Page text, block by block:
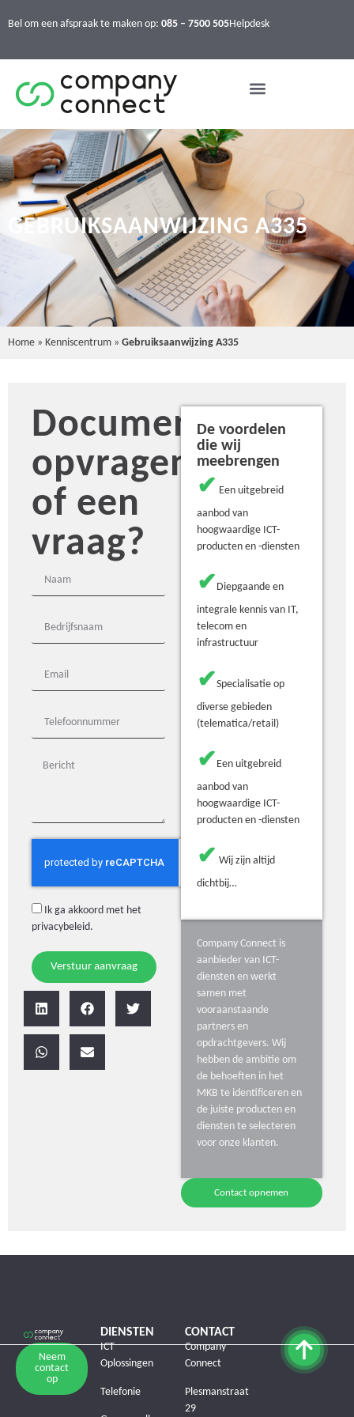
Bel om een afspraak te maken op: 085 – 7500 505Helpdesk
GEBRUIKSAANWIJZING A335
Home » Kenniscentrum » Gebruiksaanwijzing A335
Document
opvragen
of een
vraag?
Ik ga akkoord met het
privacybeleid.
Verstuur aanvraag
De voordelen
die wij
meebrengen
✔ Een uitgebreid
aanbod van
hoogwaardige ICT-
producten en -diensten
✔ Diepgaande en
integrale kennis van IT,
telecom en
infrastructuur
✔Specialisatie op
diverse gebieden
(telematica/retail)
✔ Een uitgebreid
aanbod van
hoogwaardige ICT-
producten en -diensten
✔ Wij zijn altijd
dichtbij…
Company Connect is
aanbieder van ICT-
diensten en werkt
samen met
vooraanstaande
partners en
opdrachtgevers. Wij
hebben de ambitie om
de behoeften in het
MKB te identificeren en
de juiste producten en
diensten te selecteren
voor onze klanten.
Contact opnemen
Neem
contact
op
DIENSTEN
ICT
Oplossingen
Telefonie
CONTACT
Company
Connect
Plesmanstraat
29